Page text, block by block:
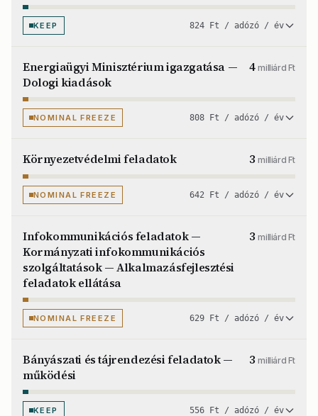
KEEP 824 Ft / adózó / év
Energiaügyi Minisztérium igazgatása —
Dologi kiadások
4milliárd Ft
NOMINAL FREEZE 808 Ft / adózó / év
Környezetvédelmi feladatok 3milliárd Ft
NOMINAL FREEZE 642 Ft / adózó / év
Infokommunikációs feladatok —
Kormányzati infokommunikációs
szolgáltatások — Alkalmazásfejlesztési
feladatok ellátása
3milliárd Ft
NOMINAL FREEZE 629 Ft / adózó / év
Bányászati és tájrendezési feladatok —
működési
3milliárd Ft
KEEP 556 Ft / adózó / év